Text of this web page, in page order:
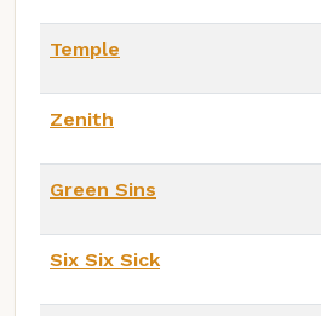
Temple
Zenith
Green Sins
Six Six Sick